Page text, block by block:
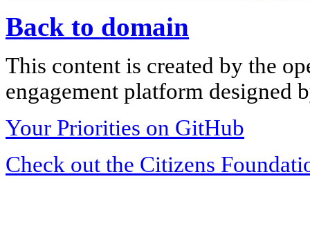
Back to domain
This content is created by the
engagement platform designed
Your Priorities on GitHub
Check out the Citizens